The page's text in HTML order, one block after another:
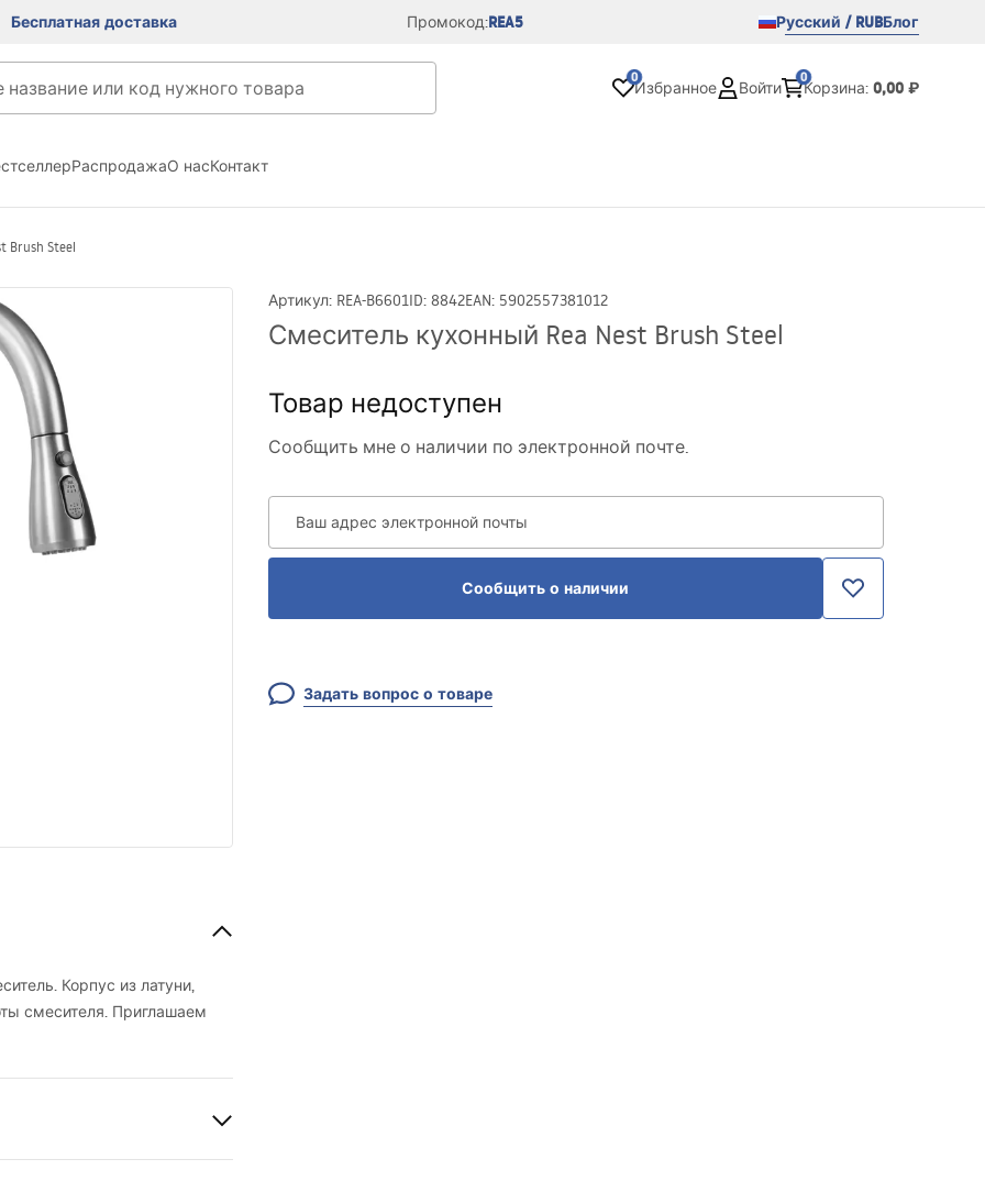
Бесплатная доставка Промокод:REA5 Русский / RUBБлог
0
Избранное Войти
0
Корзина: 0,00 ₽
РаспродажаО насКонтакт
Brush Steel
Артикул: REA-B6601ID: 8842EAN: 5902557381012
Смеситель кухонный Rea Nest Brush Steel
Товар недоступен
Сообщить мне о наличии по электронной почте.
Ваш адрес электронной почты
Сообщить о наличии
Задать вопрос о товаре
Корпус из латуни,
смесителя. Приглашаем